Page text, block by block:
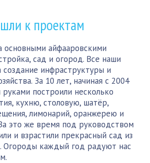
к проектам
основными айфааровскими
сад и огород. Все наши
создание инфраструктуры и
За 10 лет, начиная с 2004
построили несколько
кухню, столовую, шатёр,
лимонарий, оранжерею и
это же время под руководством
и взрастили прекрасный сад из
Огороды каждый год радуют нас